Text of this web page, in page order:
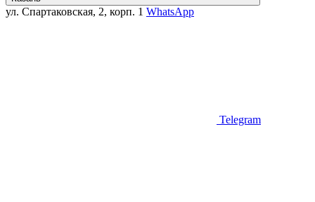
ул. Спартаковская, 2, корп. 1 WhatsApp
Telegram